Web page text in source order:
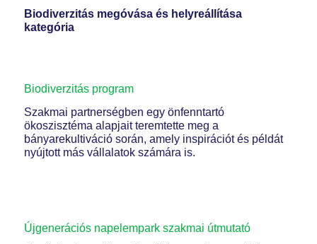
Biodiverzitás megóvása és helyreállítása
kategória
Biodiverzitás program
Szakmai partnerségben egy önfenntartó
ökoszisztéma alapjait teremtette meg a
bányarekultiváció során, amely inspirációt és példát
nyújtott más vállalatok számára is.
Újgenerációs napelempark szakmai útmutató